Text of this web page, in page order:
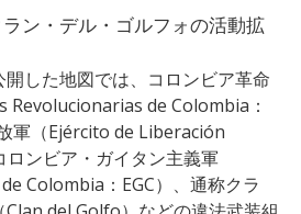
ラン・デル・ゴルフォの活動拡
した地図では、コロンビア革命
Revolucionarias de Colombia：
軍（Ejército de Liberación
ンビア・ガイタン主義軍
Colombia：EGC）、通称クラ